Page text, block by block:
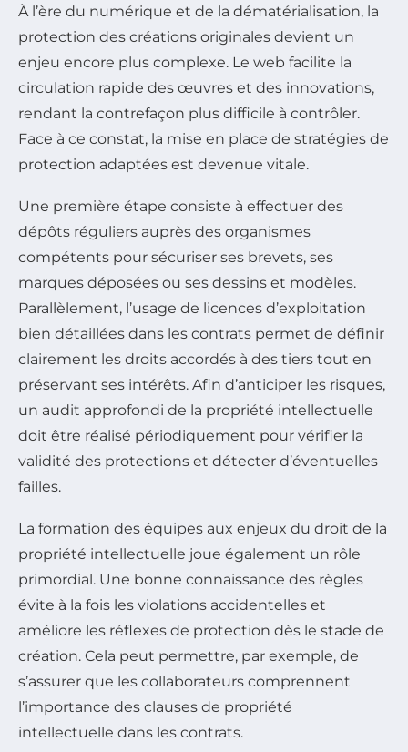
À l’ère du numérique et de la dématérialisation, la
protection des créations originales devient un
enjeu encore plus complexe. Le web facilite la
circulation rapide des œuvres et des innovations,
rendant la contrefaçon plus difficile à contrôler.
Face à ce constat, la mise en place de stratégies de
protection adaptées est devenue vitale.
Une première étape consiste à effectuer des
dépôts réguliers auprès des organismes
compétents pour sécuriser ses brevets, ses
marques déposées ou ses dessins et modèles.
Parallèlement, l’usage de licences d’exploitation
bien détaillées dans les contrats permet de définir
clairement les droits accordés à des tiers tout en
préservant ses intérêts. Afin d’anticiper les risques,
un audit approfondi de la propriété intellectuelle
doit être réalisé périodiquement pour vérifier la
validité des protections et détecter d’éventuelles
failles.
La formation des équipes aux enjeux du droit de la
propriété intellectuelle joue également un rôle
primordial. Une bonne connaissance des règles
évite à la fois les violations accidentelles et
améliore les réflexes de protection dès le stade de
création. Cela peut permettre, par exemple, de
s’assurer que les collaborateurs comprennent
l’importance des clauses de propriété
intellectuelle dans les contrats.